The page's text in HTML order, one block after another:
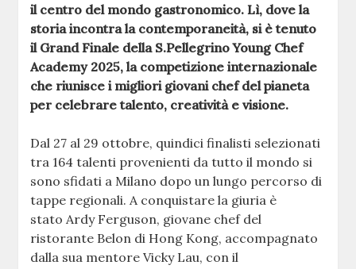
il centro del mondo gastronomico. Lì, dove la
storia incontra la contemporaneità, si è tenuto
il Grand Finale della S.Pellegrino Young Chef
Academy 2025, la competizione internazionale
che riunisce i migliori giovani chef del pianeta
per celebrare talento, creatività e visione.
Dal 27 al 29 ottobre, quindici finalisti selezionati
tra 164 talenti provenienti da tutto il mondo si
sono sfidati a Milano dopo un lungo percorso di
tappe regionali. A conquistare la giuria è
stato Ardy Ferguson, giovane chef del
ristorante Belon di Hong Kong, accompagnato
dalla sua mentore Vicky Lau, con il